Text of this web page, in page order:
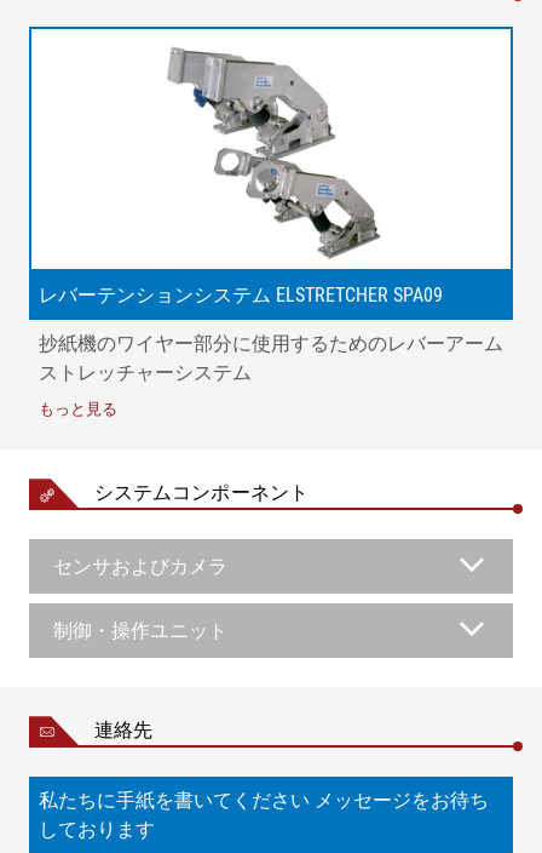
レバーテンションシステム ELSTRETCHER SPA09
抄紙機のワイヤー部分に使用するためのレバーアーム
ストレッチャーシステム
もっと見る
システムコンポーネント
センサおよびカメラ
制御・操作ユニット
連絡先
私たちに手紙を書いてください メッセージをお待ち
しております